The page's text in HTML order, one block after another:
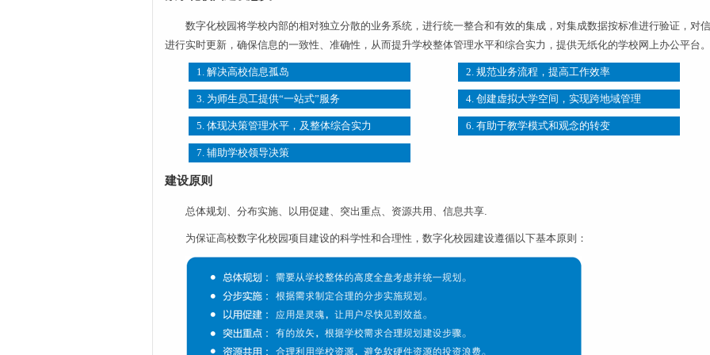
数字化校园将学校内部的相对独立分散的业务系统，进行统一整合和有效的集成，对集成数据按标准进行验证，对
进行实时更新，确保信息的一致性、准确性，从而提升学校整体管理水平和综合实力，提供无纸化的学校网上办公平台。
1. 解决高校信息孤岛 2. 规范业务流程，提高工作效率
3. 为师生员工提供“一站式”服务 4. 创建虚拟大学空间，实现跨地域管理
5. 体现决策管理水平，及整体综合实力 6. 有助于教学模式和观念的转变
7. 辅助学校领导决策
建设原则
总体规划、分布实施、以用促建、突出重点、资源共用、信息共享.
为保证高校数字化校园项目建设的科学性和合理性，数字化校园建设遵循以下基本原则：